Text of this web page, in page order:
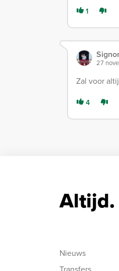
1
27
Zal voor
4
Altijd.
Nieuws